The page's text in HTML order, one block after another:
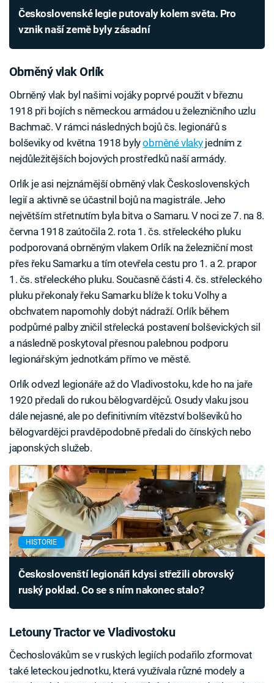
Československé legie putovaly kolem světa. Pro
vznik naší země byly zásadní
Obrněný vlak Orlík
Obrněný vlak byl našimi vojáky poprvé použit v březnu
1918 při bojích s německou armádou u železničního uzlu
Bachmač. V rámci následných bojů čs. legionářů s
bolševiky od května 1918 bylyobrněné vlakyjedním z
nejdůležitějších bojových prostředků naší armády.
Orlík je asi nejznámější obrněný vlak Československých
legií a aktivně se účastnil bojů na magistrále. Jeho
největším střetnutím byla bitva o Samaru. V noci ze 7. na 8.
června 1918 zaútočila 2. rota 1. čs. střeleckého pluku
podporovaná obrněným vlakem Orlík na železniční most
přes řeku Samarku a tím otevřela cestu pro 1. a 2. prapor
1. čs. střeleckého pluku. Současně části 4. čs. střeleckého
pluku překonaly řeku Samarku blíže k toku Volhy a
obchvatem napomohly dobýt nádraží. Orlík během
podpůrné palby zničil střelecká postavení bolševických sil
a následně poskytoval přesnou palebnou podporu
legionářským jednotkám přímo ve městě.
Orlík odvezl legionáře až do Vladivostoku, kde ho na jaře
1920 předali do rukou bělogvardějců. Osudy vlaku jsou
dále nejasné, ale po definitivním vítězství bolševiků ho
bělogvardějci pravděpodobně předali do čínských nebo
japonských služeb.
HISTORIE
Českoslovenští legionáři kdysi střežili obrovský
ruský poklad. Co se s ním nakonec stalo?
Letouny Tractor ve Vladivostoku
Čechoslovákům se v ruských legiích podařilo zformovat
také leteckou jednotku, která využívala různé modely a